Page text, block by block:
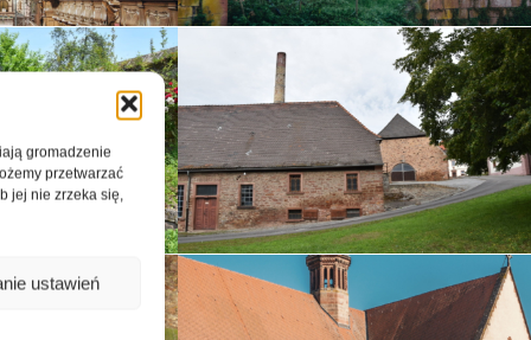
gromadzenie
przetwarzać
jej nie zrzeka się,
ustawień